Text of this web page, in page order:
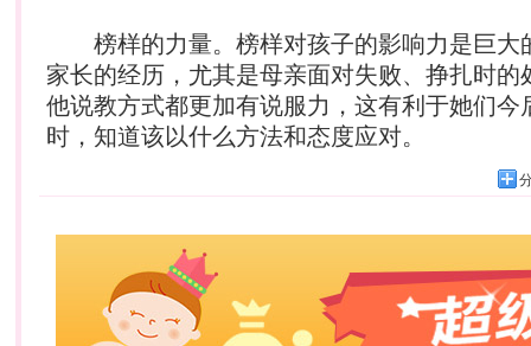
榜样的力量。榜样对孩子的影响力是巨大
家长的经历，尤其是母亲面对失败、挣扎时的
他说教方式都更加有说服力，这有利于她们今
时，知道该以什么方法和态度应对。